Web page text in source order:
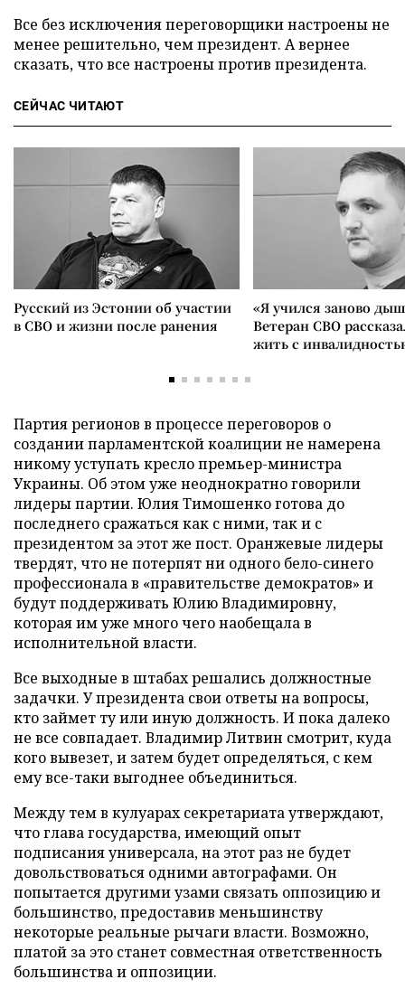
Все без исключения переговорщики настроены не
менее решительно, чем президент. А вернее
сказать, что все настроены против президента.
СЕЙЧАС ЧИТАЮТ
Русский из Эстонии об участии
в СВО и жизни после ранения
«Я учился заново
Ветеран СВО
жить с
Партия регионов в процессе переговоров о
создании парламентской коалиции не намерена
никому уступать кресло премьер-министра
Украины. Об этом уже неоднократно говорили
лидеры партии. Юлия Тимошенко готова до
последнего сражаться как с ними, так и с
президентом за этот же пост. Оранжевые лидеры
твердят, что не потерпят ни одного бело-синего
профессионала в «правительстве демократов» и
будут поддерживать Юлию Владимировну,
которая им уже много чего наобещала в
исполнительной власти.
Все выходные в штабах решались должностные
задачки. У президента свои ответы на вопросы,
кто займет ту или иную должность. И пока далеко
не все совпадает. Владимир Литвин смотрит, куда
кого вывезет, и затем будет определяться, с кем
ему все-таки выгоднее объединиться.
Между тем в кулуарах секретариата утверждают,
что глава государства, имеющий опыт
подписания универсала, на этот раз не будет
довольствоваться одними автографами. Он
попытается другими узами связать оппозицию и
большинство, предоставив меньшинству
некоторые реальные рычаги власти. Возможно,
платой за это станет совместная ответственность
большинства и оппозиции.